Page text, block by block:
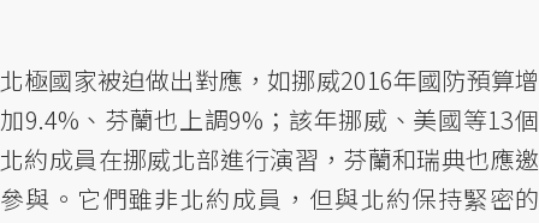
北極國家被迫做出對應，如挪威2016年國防預算增
加9.4%、芬蘭也上調9%；該年挪威、美國等13個
北約成員在挪威北部進行演習，芬蘭和瑞典也應邀
參與。它們雖非北約成員，但與北約保持緊密的